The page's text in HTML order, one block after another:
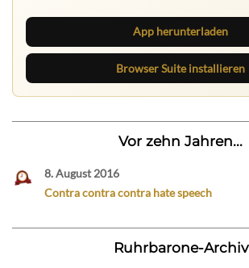
App herunterladen
Browser Suite installieren
Vor zehn Jahren...
8. August 2016
Contra contra contra hate speech
Ruhrbarone-Archiv